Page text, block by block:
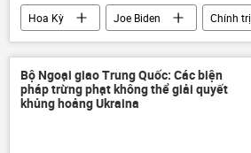
Hoa Kỳ Joe Biden
Chính trị
Thế giới
Báo chí thế giới
Bộ Ngoại giao Trung Quốc: Các biện
pháp trừng phạt không thể giải quyết
khủng hoảng Ukraina